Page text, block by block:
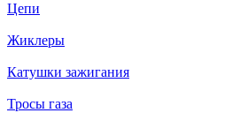
Цепи
Жиклеры
Катушки зажигания
Тросы газа